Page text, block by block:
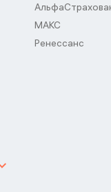
МАКС
Ренессанс